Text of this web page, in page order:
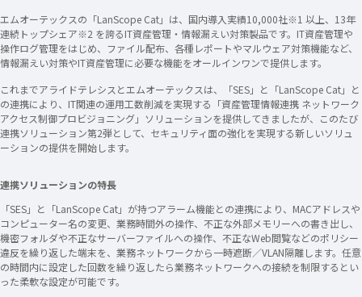
エムオーテックスの「LanScope Cat」は、国内導入実績10,000社※1 以上、13年
連続トップシェア※2 を誇るIT資産管理・情報漏えい対策製品です。IT資産管理や
操作ログ管理をはじめ、ファイル配布、各種レポートやマルウェア対策機能など、
情報漏えい対策やIT資産管理に必要な機能をオールインワンで提供します。
これまでアライドテレシスとエムオーテックスは、「SES」と「LanScope Cat」と
の連携により、IT関連の運用工数削減を実現する「資産管理情報連携 ネットワーク
アクセス制御プロビジョニング」ソリューションを提供してきましたが、このたび
連携ソリューション第2弾として、セキュリティ面の強化を実現する新しいソリュ
ーションの提供を開始します。
連携ソリューションの特長
「SES」と「LanScope Cat」が持つアラーム機能との連携により、MACアドレスや
コンピューター名の変更、業務時間外の操作、不正な外部メモリーへの書き出し、
機密フォルダや不正なサーバーファイルへの操作、不正なWeb閲覧などのポリシー
違反を繰り返した端末を、業務ネットワークから一時遮断／VLAN隔離します。任意
の時間内に設定した回数を繰り返したら業務ネットワークへの接続を制限するとい
った柔軟な設定が可能です。